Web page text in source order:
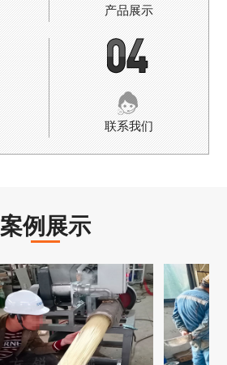
产品展示
联系我们
案例展示